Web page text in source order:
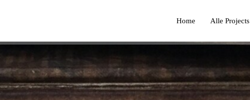
Home Alle Projects